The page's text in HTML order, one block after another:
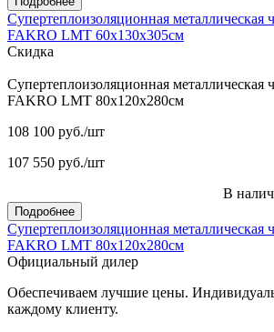
Супертеплоизоляционная металлическая
FAKRO LMT 60х130х305см
Скидка
Супертеплоизоляционная металлическая
FAKRO LMT 80х120х280см
108 100 руб./шт
107 550 руб./шт
В
Подробнее
Супертеплоизоляционная металлическая
FAKRO LMT 80х120х280см
Официальный дилер
Обеспечиваем лучшие цены.
каждому клиенту.